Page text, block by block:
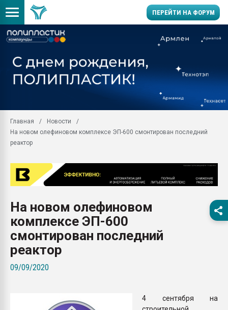
ПЕРЕЙТИ НА ФОРУМ
заводу пластмасс"
28.07.2026
первый план в
28.07.2026
ситуацией на
Всё, что касается
Главная
Новости
На новом олефиновом комплексе ЭП-600 смонтирован последний
реактор
На новом олефиновом
комплексе ЭП-600
смонтирован последний
реактор
09/09/2020
4 сентября на